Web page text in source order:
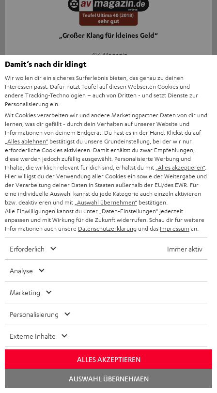
„Großer Klang für kleines Geld“
AV-Magazin
Mehr...
Zubehör
Notwendiges Zubehör ist im Lieferumfang
enthalten.
Weiteres Zubehör
EFFEKT 2
Kabelloses, aktives Stereo-
Lautsprecher-Paar als Rear-
Speaker-Erweiterungsset für
geeignete Teufel Systeme
Panasonic Blu-ray Player
Ultra HD 4K Blu-ray Player mit
Dolby Atmos und Multi HDR-
Unterstützung inklusive
HDR10+ für eine überragende
Bildqualität mit lebensechten
Damit‘s nach dir klingt
Wir wollen dir ein sicheres Surferlebnis bieten, das genau zu deinen
Interessen passt. Dafür nutzt Teufel auf diesen Webseiten Cookies und
andere Tracking-Technologien – auch von Dritten - und setzt Dienste zur
Personalisierung ein.
Mit Cookies verarbeiten wir und andere Marketingpartner Daten von dir und
lernen, was dir gefällt - durch dein Verhalten auf unserer Website und
Informationen von deinem Endgerät. Du hast es in der Hand: Klickst du auf
„Alles ablehnen“ bestätigst du unsere Grundeinstellung, bei der wir nur
erforderliche Cookies aktivieren. Damit erhältst du zwar Empfehlungen,
diese werden jedoch zufällig ausgewählt. Personalisierte Werbung und
Inhalte, die wirklich relevant für dich sind, erhältst du mit „Alles akzeptieren“.
Hier willigst du der Verwendung aller Cookies ein sowie der Weitergabe und
der Verarbeitung deiner Daten in Staaten außerhalb der EU/des EWR. Für
eine individuelle Auswahl kannst du jede Kategorie auch einzeln aktivieren
bzw. deaktivieren und mit „Auswahl übernehmen“ bestätigen.
Alle Einwilligungen kannst du unter „Daten-Einstellungen“ jederzeit
anpassen und mit Wirkung für die Zukunft widerrufen. Schau dir für weitere
Informationen auch unsere Datenschutzerklärung und das Impressum an.
Erforderlich Immer aktiv
Analyse
Marketing
Personalisierung
Externe Inhalte
ALLES AKZEPTIEREN
AUSWAHL ÜBERNEHMEN